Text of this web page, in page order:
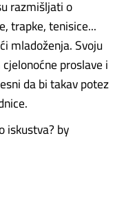
razmišljati o
trapke, tenisice...
mladoženja. Svoju
proslave i
da bi takav potez
iskustva? by